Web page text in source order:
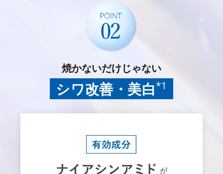
焼かないだけじゃない
シワ改善・美白*1